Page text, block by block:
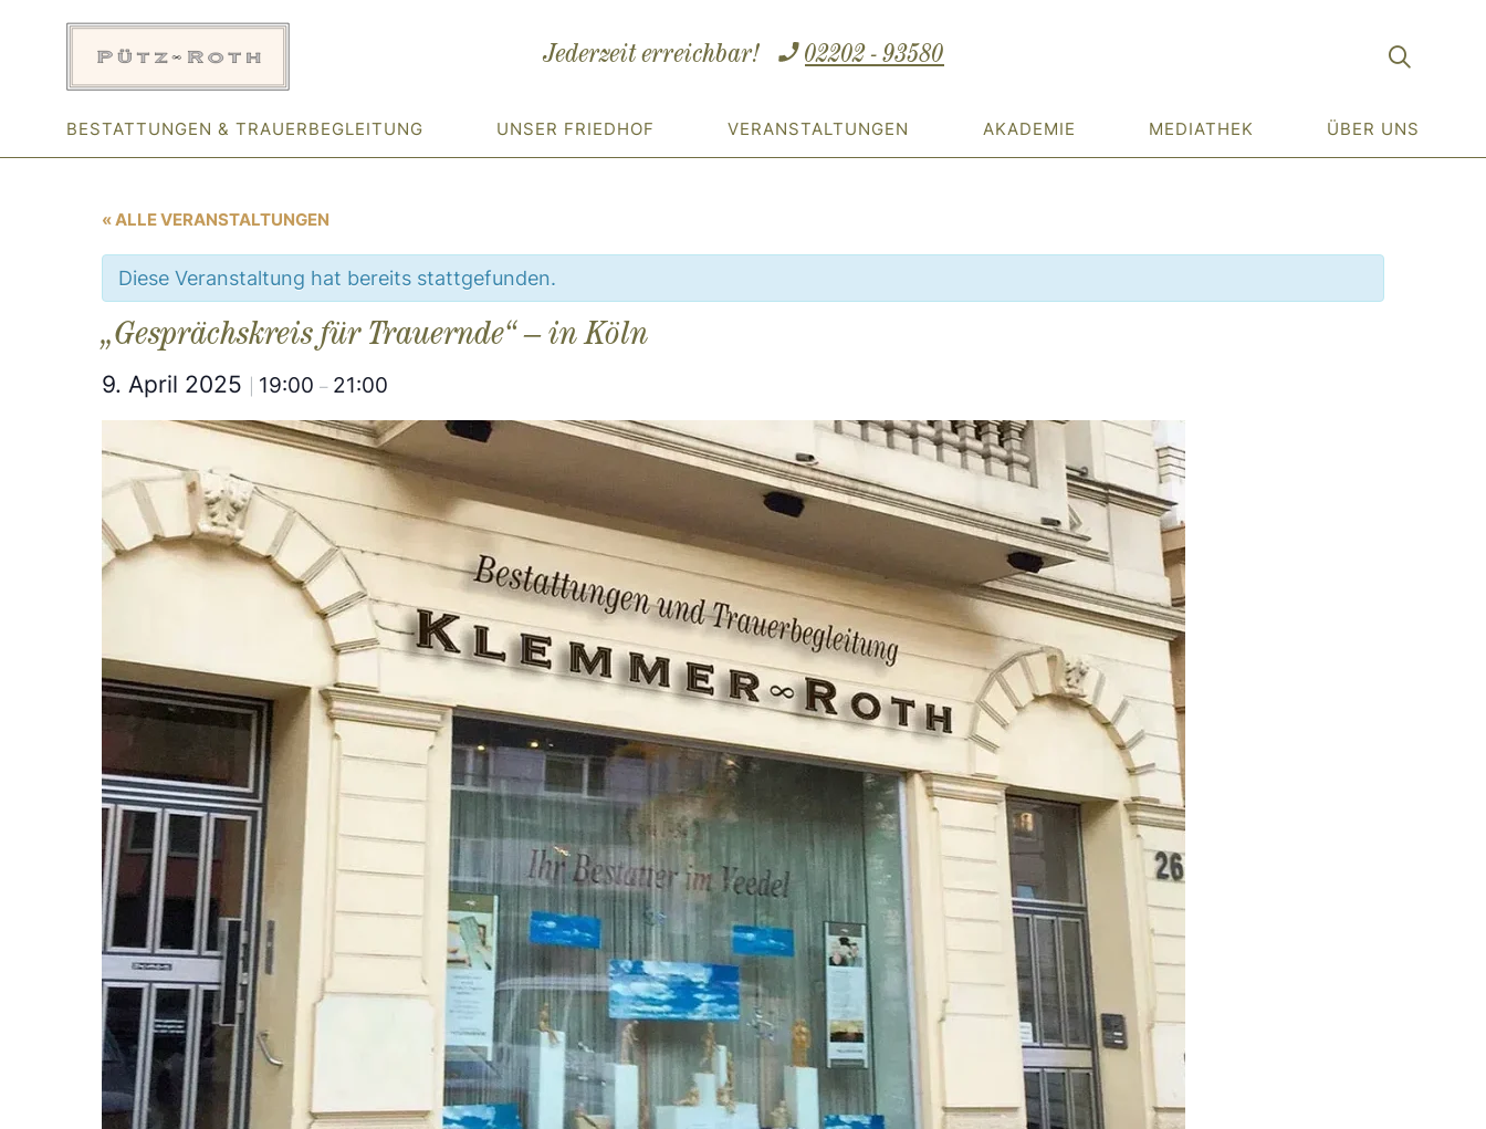
Jederzeit erreichbar! 02202 - 93580
BESTATTUNGEN & TRAUERBEGLEITUNG UNSER FRIEDHOF VERANSTALTUNGEN AKADEMIE MEDIATHEK ÜBER UNS
« ALLE VERANSTALTUNGEN
Diese Veranstaltung hat bereits stattgefunden.
„Gesprächskreis für Trauernde“ – in Köln
9. April 2025 19:00 – 21:00